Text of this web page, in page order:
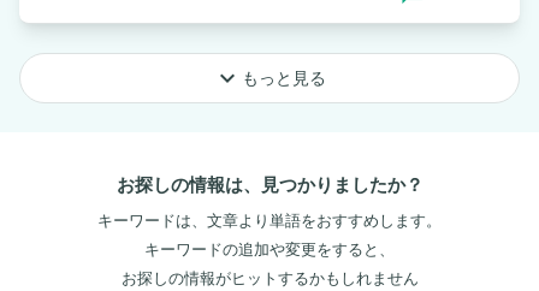
keyboard_arrow_down もっと見る
お探しの情報は、見つかりましたか？
キーワードは、文章より単語をおすすめします。
キーワードの追加や変更をすると、
お探しの情報がヒットするかもしれません